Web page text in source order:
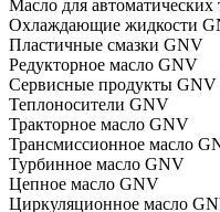
Масло для
Охлаждающие жидкости
Пластичные смазки GNV
Редукторное масло GNV
Сервисные продукты GNV
Теплоносители GNV
Тракторное масло GNV
Трансмиссионное масло
Турбинное масло GNV
Цепное масло GNV
Циркуляционное масло